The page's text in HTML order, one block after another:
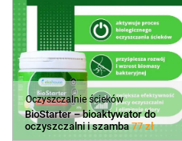
Oczyszczalnie ścieków
BioStarter – bioaktywator do
oczyszczalni i szamba77 zł